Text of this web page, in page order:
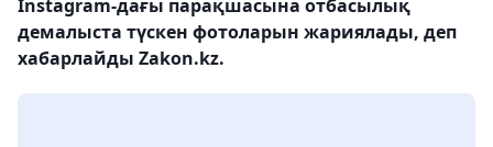
Instagram-дағы парақшасына отбасылық
демалыста түскен фотоларын жариялады, деп
хабарлайды Zakon.kz.